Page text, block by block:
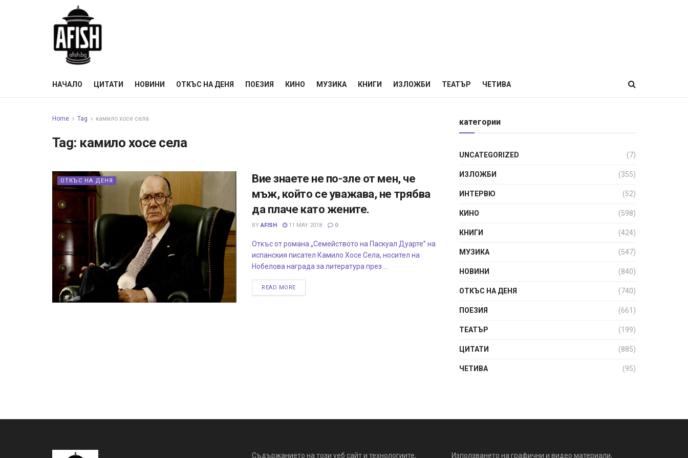
НАЧАЛО ЦИТАТИ НОВИНИ ОТКЪС НА ДЕНЯ ПОЕЗИЯ КИНО МУЗИКА КНИГИ ИЗЛОЖБИ ТЕАТЪР ЧЕТИВА
Home Tag камило хосе села
Tag: камило хосе села
ОТКЪС НА ДЕНЯ
Вие знаете не по-зле от мен, че
мъж, който се уважава, не трябва
да плаче като жените.
BY AFISH 11 MAY 2018 0
Откъс от романа „Семейството на Паскуал Дуарте” на
испанския писател Камило Хосе Села, носител на
Нобелова награда за литература през ...
READ MORE
категории
UNCATEGORIZED (7)
ИЗЛОЖБИ (355)
ИНТЕРВЮ (52)
КИНО (598)
КНИГИ (424)
МУЗИКА (547)
НОВИНИ (840)
ОТКЪС НА ДЕНЯ (740)
ПОЕЗИЯ (661)
ТЕАТЪР (199)
ЦИТАТИ (885)
ЧЕТИВА (95)
Съдържанието на този уеб сайт и технологиите, Използването на графични и видео материали,